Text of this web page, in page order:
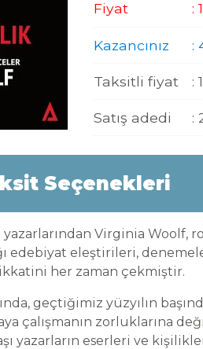
Fiyat
:
Kazancınız :
Taksitli fiyat :
Satış adedi :
Seçenekleri
Virginia Woolf,
edebiyat eleştirileri,
her zaman çekmiştir.
geçtiğimiz yüzyılın
çalışmanın zorluklarına
yazarların eserleri ve